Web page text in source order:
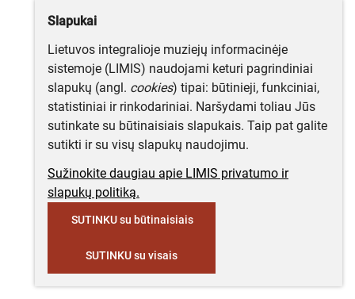
Slapukai
Lietuvos integralioje muziejų informacinėje
sistemoje (LIMIS) naudojami keturi pagrindiniai
slapukų (angl. cookies) tipai: būtinieji, funkciniai,
statistiniai ir rinkodariniai. Naršydami toliau Jūs
sutinkate su būtinaisiais slapukais. Taip pat galite
sutikti ir su visų slapukų naudojimu.
Sužinokite daugiau apie LIMIS privatumo ir
slapukų politiką.
SUTINKU su būtinaisiais
SUTINKU su visais